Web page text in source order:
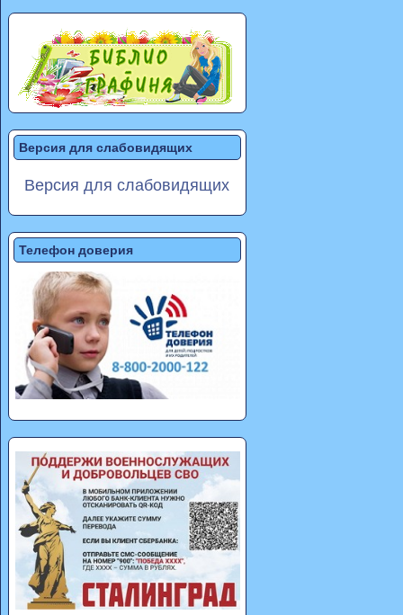
Версия для слабовидящих
Версия для слабовидящих
Телефон доверия